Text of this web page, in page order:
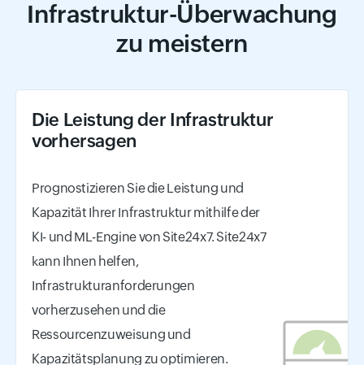
Infrastruktur-Überwachung
zu meistern
Die Leistung der Infrastruktur
vorhersagen
Prognostizieren Sie die Leistung und
Kapazität Ihrer Infrastruktur mithilfe der
KI- und ML-Engine von Site24x7. Site24x7
kann Ihnen helfen,
Infrastrukturanforderungen
vorherzusehen und die
Ressourcenzuweisung und
Kapazitätsplanung zu optimieren.